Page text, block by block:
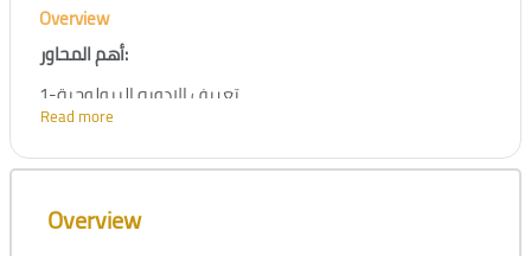
Overview
أهم المحاور:
٣-آليه عمل الادويه البيولوجية.
٤-استخدامات الادويه البيولوجية.
Read more
Skip [Cocoon] Course Overview
Overview